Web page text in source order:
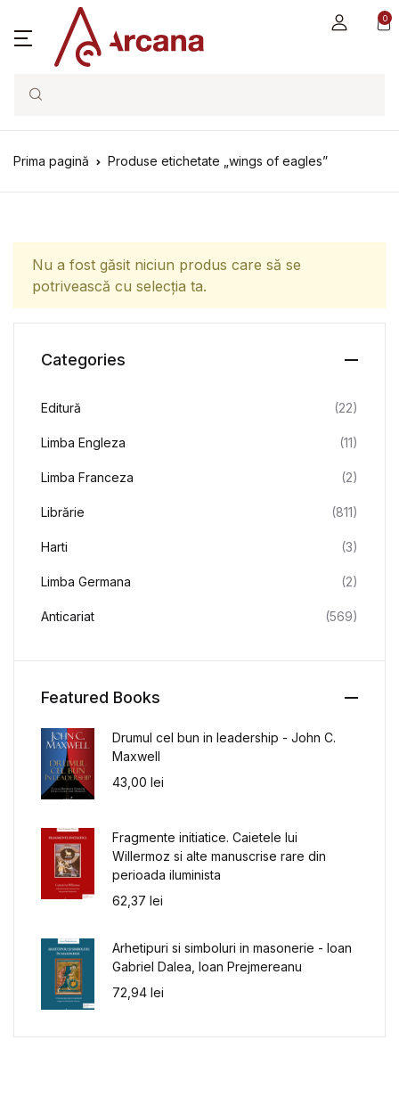
0
Search
Prima pagină Produse etichetate „wings of eagles”
Nu a fost găsit niciun produs care să se
potrivească cu selecția ta.
Categories
Editură (22)
Limba Engleza (11)
Limba Franceza (2)
Librărie (811)
Harti (3)
Limba Germana (2)
Anticariat (569)
Featured Books
Drumul cel bun in leadership - John C.
Maxwell
43,00 lei
Fragmente initiatice. Caietele lui
Willermoz si alte manuscrise rare din
perioada iluminista
62,37 lei
Arhetipuri si simboluri in masonerie - Ioan
Gabriel Dalea, Ioan Prejmereanu
72,94 lei